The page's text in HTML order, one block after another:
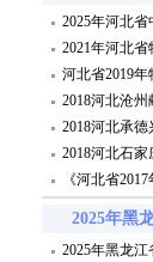
2025年河北
2021年河北
河北省2019
2018河北沧
2018河北承
2018河北石
《河北省
2025年黑
2025年黑龙